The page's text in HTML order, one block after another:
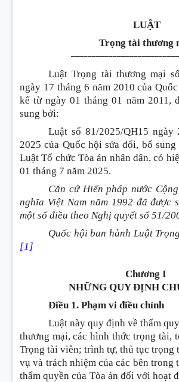
LUẬT
Trọng tài thương
Luật Trọng tài thương mại
ngày 17 tháng 6 năm 2010 của
kể từ ngày 01 tháng 01 năm 2011,
sung bởi:
Luật số 81/2025/QH15 ngày
2025 của Quốc hội sửa đổi, bổ
Luật Tổ chức Tòa án nhân dân, có
01 tháng 7 năm 2025.
Căn cứ Hiến pháp nước
nghĩa Việt Nam năm 1992 đã được
một số điều theo Nghị quyết số 51/
Quốc hội ban hành Luật
[1]
Chương I
NHỮNG QUY ĐỊNH
Điều 1. Phạm vi điều chỉnh
Luật này quy định về thẩm
thương mại, các hình thức trọng tài,
Trọng tài viên; trình tự, thủ tục trọng
vụ và trách nhiệm của các bên trong
thẩm quyền của Tòa án đối với hoạt